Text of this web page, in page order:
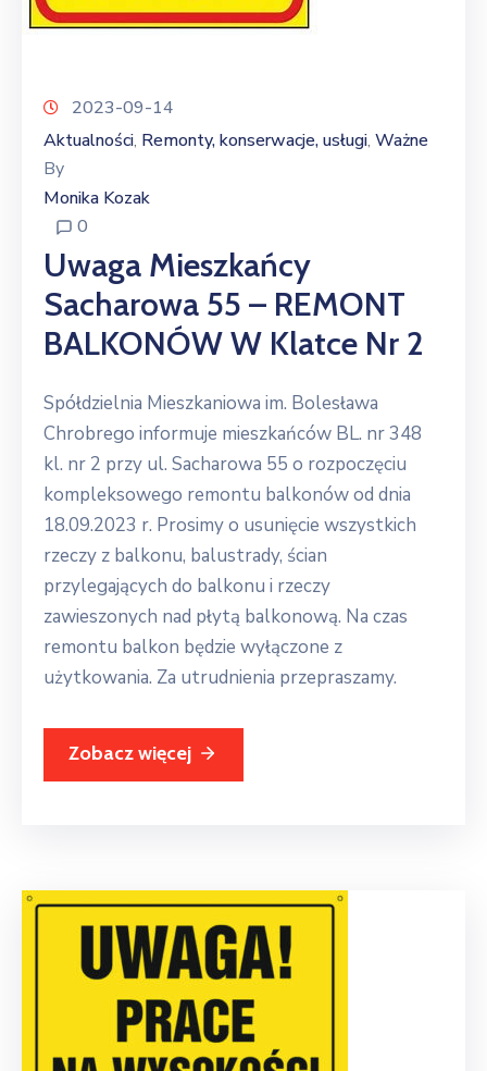
2023-09-14
Aktualności‚ Remonty, konserwacje, usługi‚ Ważne
By
Monika Kozak
0
Uwaga Mieszkańcy
Sacharowa 55 – REMONT
BALKONÓW W Klatce Nr 2
Spółdzielnia Mieszkaniowa im. Bolesława
Chrobrego informuje mieszkańców BL. nr 348
kl. nr 2 przy ul. Sacharowa 55 o rozpoczęciu
kompleksowego remontu balkonów od dnia
18.09.2023 r. Prosimy o usunięcie wszystkich
rzeczy z balkonu, balustrady, ścian
przylegających do balkonu i rzeczy
zawieszonych nad płytą balkonową. Na czas
remontu balkon będzie wyłączone z
użytkowania. Za utrudnienia przepraszamy.
Zobacz więcej